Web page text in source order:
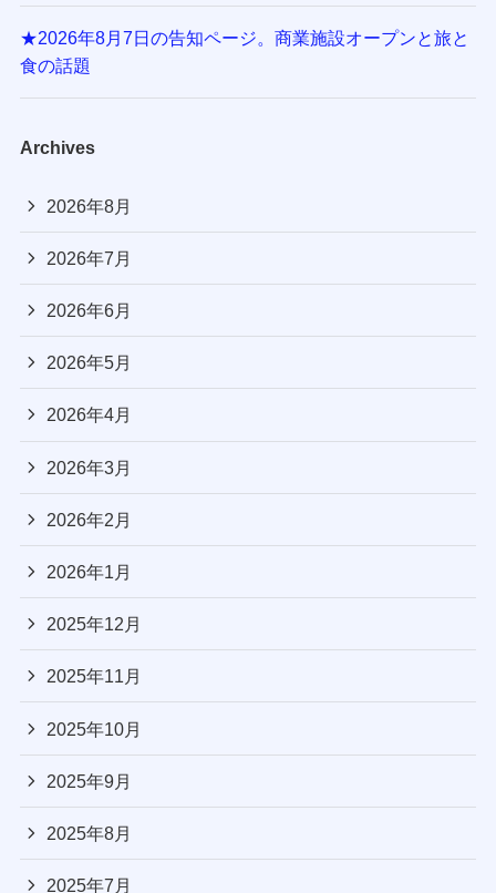
★2026年8月7日の告知ページ。商業施設オープンと旅と
食の話題
Archives
2026年8月
2026年7月
2026年6月
2026年5月
2026年4月
2026年3月
2026年2月
2026年1月
2025年12月
2025年11月
2025年10月
2025年9月
2025年8月
2025年7月